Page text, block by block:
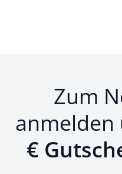
Zum
anmelden
€